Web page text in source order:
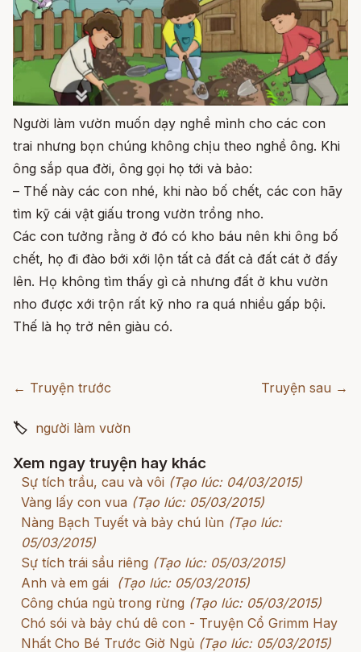
Người làm vườn muốn dạy nghề mình cho các con
trai nhưng bọn chúng không chịu theo nghề ông. Khi
ông sắp qua đời, ông gọi họ tới và bảo:
– Thế này các con nhé, khi nào bố chết, các con hãy
tìm kỹ cái vật giấu trong vườn trồng nho.
Các con tưởng rằng ở đó có kho báu nên khi ông bố
chết, họ đi đào bới xới lộn tất cả đất cả đất cát ở đấy
lên. Họ không tìm thấy gì cả nhưng đất ở khu vườn
nho được xới trộn rất kỹ nho ra quá nhiều gấp bội.
Thế là họ trở nên giàu có.
← Truyện trước Truyện sau →
🏷 người làm vườn
Xem ngay truyện hay khác
Sự tích trầu, cau và vôi (Tạo lúc: 04/03/2015)
Vàng lấy con vua (Tạo lúc: 05/03/2015)
Nàng Bạch Tuyết và bảy chú lùn (Tạo lúc:
05/03/2015)
Sự tích trái sầu riêng (Tạo lúc: 05/03/2015)
Anh và em gái
(Tạo lúc: 05/03/2015)
Công chúa ngủ trong rừng (Tạo lúc: 05/03/2015)
Chó sói và bảy chú dê con - Truyện Cổ Grimm Hay
Nhất Cho Bé Trước Giờ Ngủ (Tạo lúc: 05/03/2015)